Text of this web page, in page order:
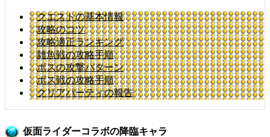
クエストの基本情報
攻略のコツ
攻略適正ランキング
雑魚戦の攻略手順
ボスの攻撃パターン
ボス戦の攻略手順
クリアパーティの報告
仮面ライダーコラボの降臨キャラ